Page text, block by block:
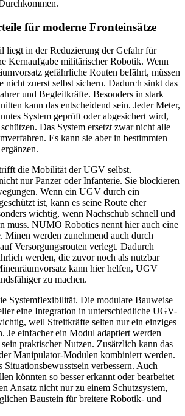
für moderne Fronteinsätze
liegt in der Reduzierung der Gefahr für
Kernaufgabe militärischer Robotik. Wenn
gefährliche Routen befährt, müssen
nicht zuerst selbst sichern. Dadurch sinkt das
und Begleitkräfte. Besonders in stark
kann das entscheidend sein. Jeder Meter,
System geprüft oder abgesichert wird,
Das System ersetzt zwar nicht alle
Es kann sie aber in bestimmten
die Mobilität der UGV selbst.
nur Panzer oder Infanterie. Sie blockieren
Wenn ein UGV durch ein
ist, kann es seine Route eher
wichtig, wenn Nachschub schnell und
muss. NUMO Robotics nennt hier auch eine
Minen werden zunehmend auch durch
Versorgungsrouten verlegt. Dadurch
werden, die zuvor noch als nutzbar
kann hier helfen, UGV
zu machen.
Systemflexibilität. Die modulare Bauweise
eine Integration in unterschiedliche UGV-
weil Streitkräfte selten nur ein einziges
Je einfacher ein Modul adaptiert werden
praktischer Nutzen. Zusätzlich kann das
Manipulator-Modulen kombiniert werden.
Situationsbewusstsein verbessern. Auch
könnten so besser erkannt oder bearbeitet
Ansatz nicht nur zu einem Schutzsystem,
Baustein für breitere Robotik- und